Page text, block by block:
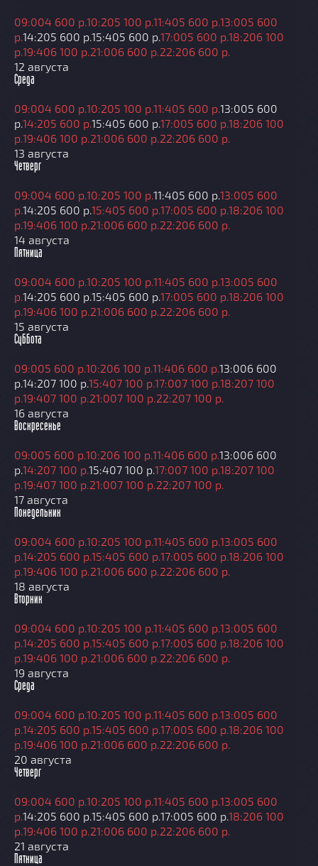
09:004 600 р.10:205 100 р.11:405 600 р.13:005 600
р.14:205 600 р.15:405 600 р.17:005 600 р.18:206 100
р.19:406 100 р. 21:006 600 р. 22:206 600 р.
12 августа
Среда
09:004 600 р.10:205 100 р.11:405 600 р.13:005 600
р.14:205 600 р.15:405 600 р.17:005 600 р.18:206 100
р.19:406 100 р. 21:006 600 р. 22:206 600 р.
13 августа
Четверг
09:004 600 р.10:205 100 р.11:405 600 р.13:005 600
р.14:205 600 р.15:405 600 р.17:005 600 р.18:206 100
р.19:406 100 р. 21:006 600 р. 22:206 600 р.
14 августа
Пятница
09:004 600 р.10:205 100 р.11:405 600 р.13:005 600
р.14:205 600 р.15:405 600 р.17:005 600 р.18:206 100
р.19:406 100 р. 21:006 600 р. 22:206 600 р.
15 августа
Суббота
09:005 600 р.10:206 100 р.11:406 600 р.13:006 600
р.14:207 100 р.15:407 100 р.17:007 100 р.18:207 100
р.19:407 100 р. 21:007 100 р. 22:207 100 р.
16 августа
Воскресенье
09:005 600 р.10:206 100 р.11:406 600 р.13:006 600
р.14:207 100 р.15:407 100 р.17:007 100 р.18:207 100
р.19:407 100 р. 21:007 100 р. 22:207 100 р.
17 августа
Понедельник
09:004 600 р.10:205 100 р.11:405 600 р.13:005 600
р.14:205 600 р.15:405 600 р.17:005 600 р.18:206 100
р.19:406 100 р. 21:006 600 р. 22:206 600 р.
18 августа
Вторник
09:004 600 р.10:205 100 р.11:405 600 р.13:005 600
р.14:205 600 р.15:405 600 р.17:005 600 р.18:206 100
р.19:406 100 р. 21:006 600 р. 22:206 600 р.
19 августа
Среда
09:004 600 р.10:205 100 р.11:405 600 р.13:005 600
р.14:205 600 р.15:405 600 р.17:005 600 р.18:206 100
р.19:406 100 р. 21:006 600 р. 22:206 600 р.
20 августа
Четверг
09:004 600 р.10:205 100 р.11:405 600 р.13:005 600
р.14:205 600 р.15:405 600 р.17:005 600 р.18:206 100
р.19:406 100 р. 21:006 600 р. 22:206 600 р.
21 августа
Пятница